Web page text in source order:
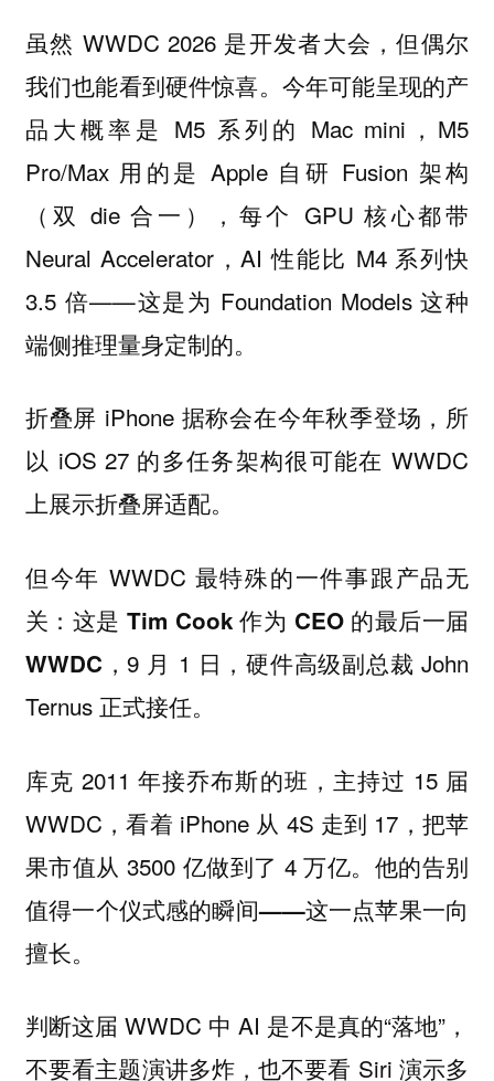
虽然 WWDC 2026 是开发者大会，但偶尔
我们也能看到硬件惊喜。今年可能呈现的产
品大概率是 M5 系列的 Mac mini，M5
Pro/Max 用的是 Apple 自研 Fusion 架构
（双 die 合一），每个 GPU 核心都带
Neural Accelerator，AI 性能比 M4 系列快
3.5 倍——这是为 Foundation Models 这种
端侧推理量身定制的。
折叠屏 iPhone 据称会在今年秋季登场，所
以 iOS 27 的多任务架构很可能在 WWDC
上展示折叠屏适配。
但今年 WWDC 最特殊的一件事跟产品无
关： 这是 Tim Cook 作为 CEO 的最后一届
WWDC，9 月 1 日，硬件高级副总裁 John
Ternus 正式接任。
库克 2011 年接乔布斯的班，主持过 15 届
WWDC，看着 iPhone 从 4S 走到 17，把苹
果市值从 3500 亿做到了 4 万亿。 他的告别
值得一个仪式感的瞬间——这一点苹果一向
擅长。
判断这届 WWDC 中 AI 是不是真的“落地”，
不要看主题演讲多炸，也不要看 Siri 演示多